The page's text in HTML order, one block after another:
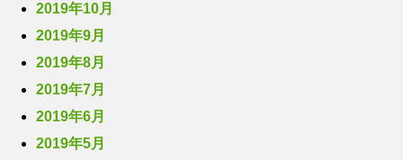
2019年10月
2019年9月
2019年8月
2019年7月
2019年6月
2019年5月